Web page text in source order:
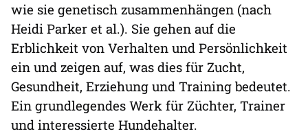
wie sie genetisch zusammenhängen (nach
Heidi Parker et al.). Sie gehen auf die
Erblichkeit von Verhalten und Persönlichkeit
ein und zeigen auf, was dies für Zucht,
Gesundheit, Erziehung und Training bedeutet.
Ein grundlegendes Werk für Züchter, Trainer
und interessierte Hundehalter.